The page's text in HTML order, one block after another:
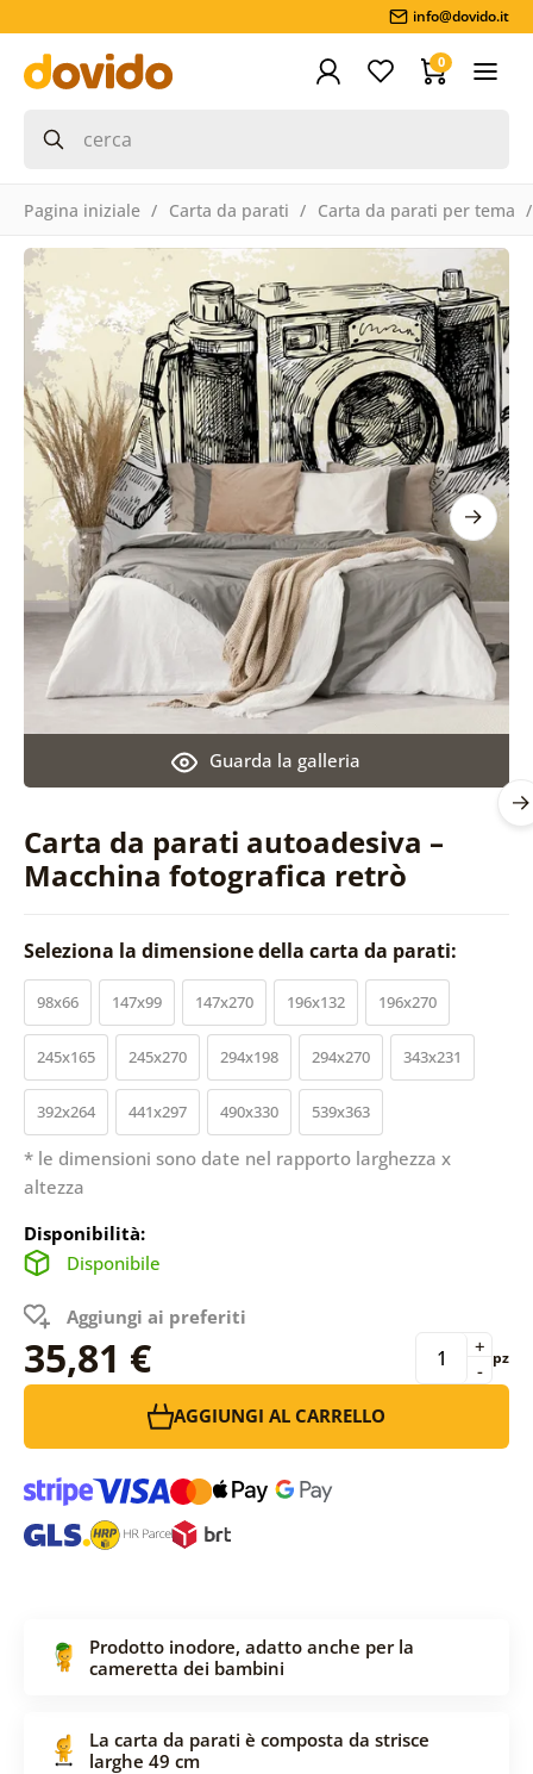
info@dovido.it
0
Pagina iniziale Carta da parati Carta da parati per tema
Carta da parati autoadesiva –
Macchina fotografica retrò
Guarda la galleria
Seleziona la dimensione della carta da parati:
98x66 147x99 147x270 196x132 196x270
245x165 245x270 294x198 294x270 343x231
392x264 441x297 490x330 539x363
* le dimensioni sono date nel rapporto larghezza x
altezza
Disponibilità:
Disponibile
Aggiungi ai preferiti
35,81 € -
+ pz
AGGIUNGI AL CARRELLO
Prodotto inodore, adatto anche per la
cameretta dei bambini
La carta da parati è composta da strisce
larghe 49 cm